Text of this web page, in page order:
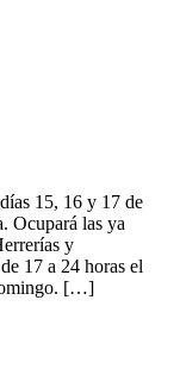
15, 16 y 17 de
Ocupará las ya
y
17 a 24 horas el
[…]